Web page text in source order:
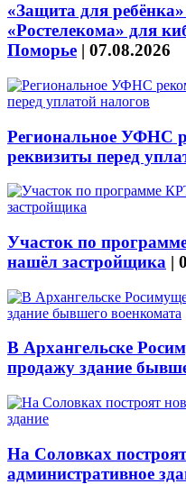
«Защита для
«Ростелекома» для
Поморье | 07.08.2026
Региональное УФНС
реквизиты перед
Участок по
нашёл застройщика |
В Архангельске
продажу здание
На Соловках
административное